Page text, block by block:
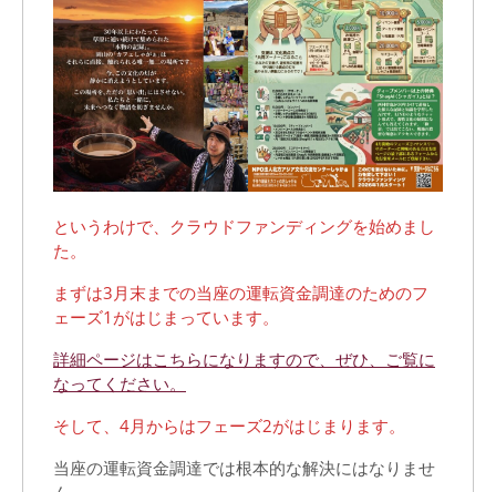
というわけで、クラウドファンディングを始めまし
た。
まずは3月末までの当座の運転資金調達のためのフ
ェーズ1がはじまっています。
詳細ページはこちらになりますので、ぜひ、ご覧に
なってください。
そして、4月からはフェーズ2がはじまります。
当座の運転資金調達では根本的な解決にはなりませ